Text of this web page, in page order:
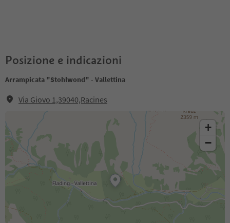
Posizione e indicazioni
Arrampicata "Stohlwond" - Vallettina
Via Giovo 1,39040,Racines
+
−